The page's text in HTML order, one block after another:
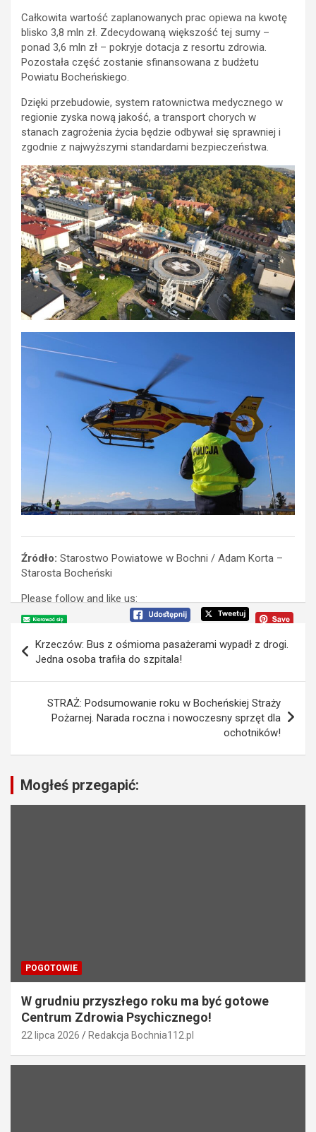
Całkowita wartość zaplanowanych prac opiewa na kwotę
blisko 3,8 mln zł. Zdecydowaną większość tej sumy –
ponad 3,6 mln zł – pokryje dotacja z resortu zdrowia.
Pozostała część zostanie sfinansowana z budżetu
Powiatu Bocheńskiego.
Dzięki przebudowie, system ratownictwa medycznego w
regionie zyska nową jakość, a transport chorych w
stanach zagrożenia życia będzie odbywał się sprawniej i
zgodnie z najwyższymi standardami bezpieczeństwa.
Źródło: Starostwo Powiatowe w Bochni / Adam Korta –
Starosta Bocheński
Please follow and like us:
w
j
Krzeczów: Bus z ośmioma pasażerami wypadł z drogi.
Jedna osoba trafiła do szpitala!
STRAŻ: Podsumowanie roku w Bocheńskiej Straży
Pożarnej. Narada roczna i nowoczesny sprzęt dla
ochotników!
Mogłeś przegapić:
POGOTOWIE
W grudniu przyszłego roku ma być gotowe
Centrum Zdrowia Psychicznego!
22 lipca 2026 Redakcja Bochnia112.pl